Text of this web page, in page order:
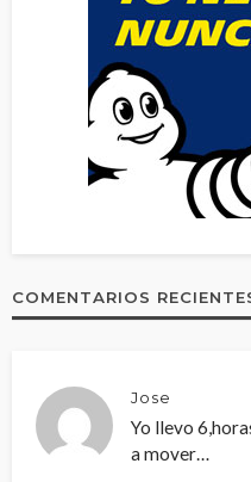
COMENTARIOS
Jose
Yo llevo
a mover…